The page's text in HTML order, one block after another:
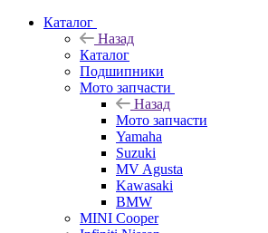
Каталог
Назад
Каталог
Подшипники
Мото запчасти
Назад
Мото запчасти
Yamaha
Suzuki
MV Agusta
Kawasaki
BMW
MINI Cooper